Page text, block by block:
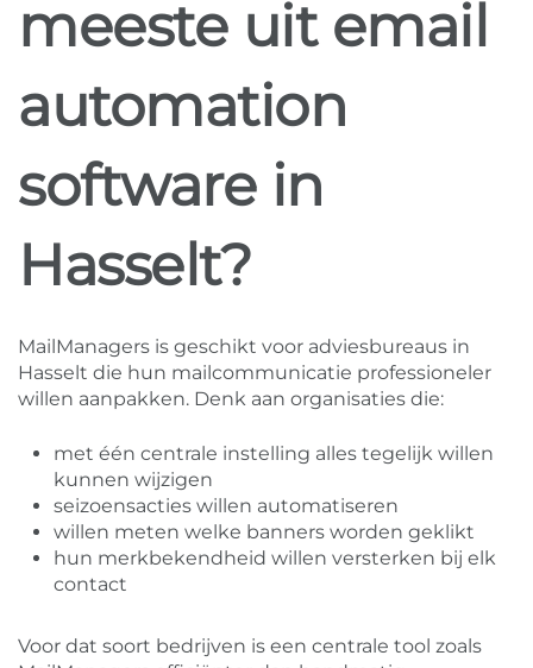
meeste uit email
automation
software in
Hasselt?
MailManagers is geschikt voor adviesbureaus in
Hasselt die hun mailcommunicatie professioneler
willen aanpakken. Denk aan organisaties die:
met één centrale instelling alles tegelijk willen
kunnen wijzigen
seizoensacties willen automatiseren
willen meten welke banners worden geklikt
hun merkbekendheid willen versterken bij elk
contact
Voor dat soort bedrijven is een centrale tool zoals